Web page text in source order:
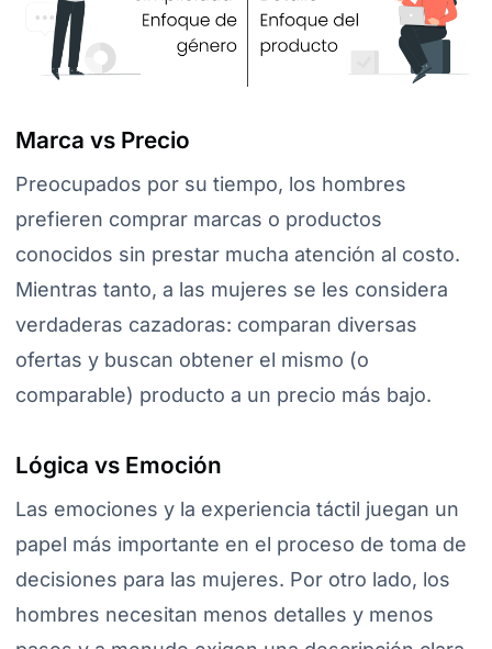
Marca vs Precio
Preocupados por su tiempo, los hombres
prefieren comprar marcas o productos
conocidos sin prestar mucha atención al costo.
Mientras tanto, a las mujeres se les considera
verdaderas cazadoras: comparan diversas
ofertas y buscan obtener el mismo (o
comparable) producto a un precio más bajo.
Lógica vs Emoción
Las emociones y la experiencia táctil juegan un
papel más importante en el proceso de toma de
decisiones para las mujeres. Por otro lado, los
hombres necesitan menos detalles y menos